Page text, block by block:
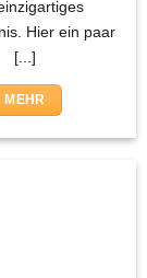
Hier ein paar
[...]
MEHR